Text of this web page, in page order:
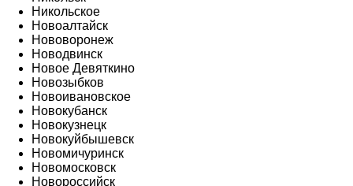
Никольское
Новоалтайск
Нововоронеж
Новодвинск
Новое Девяткино
Новозыбков
Новоивановское
Новокубанск
Новокузнецк
Новокуйбышевск
Новомичуринск
Новомосковск
Новороссийск